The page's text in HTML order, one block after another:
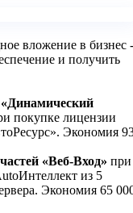
вложение в бизнес -
и получить
покупке лицензии
Экономия
«Веб-Вход» при
из 5
Экономия 65